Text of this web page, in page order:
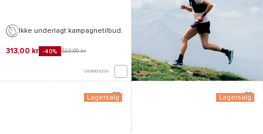
Ikke underlagt kampagnetilbud.
313,00 kr -40% 522,00 kr
SAMMENLIGN
Lagersalg Lagersalg